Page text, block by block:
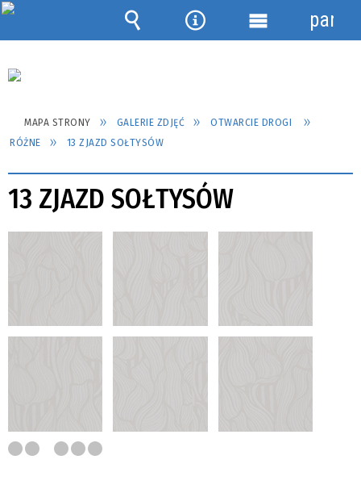
MAPA STRONY GALERIE ZDJĘĆ
OTWARCIE DROGI
RÓŻNE
13 ZJAZD SOŁTYSÓW
13 ZJAZD SOŁTYSÓW
Wyszukiwarka
NarzędziaMenu
panel